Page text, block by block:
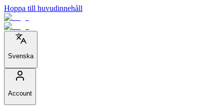
Hoppa till huvudinnehåll
Svenska
Account